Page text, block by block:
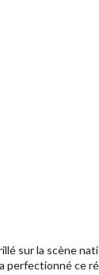
sur la scène
perfectionné ce